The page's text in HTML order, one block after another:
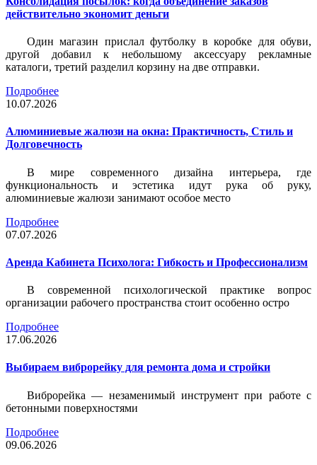
действительно экономит деньги
Один магазин прислал футболку в коробке для обуви,
другой добавил к небольшому аксессуару рекламные
каталоги, третий разделил корзину на две отправки.
Подробнее
10.07.2026
Алюминиевые жалюзи на окна: Практичность, Стиль и
Долговечность
В мире современного дизайна интерьера, где
функциональность и эстетика идут рука об руку,
алюминиевые жалюзи занимают особое место
Подробнее
07.07.2026
Аренда Кабинета Психолога: Гибкость и Профессионализм
В современной психологической практике вопрос
организации рабочего пространства стоит особенно остро
Подробнее
17.06.2026
Выбираем виброрейку для ремонта дома и стройки
Виброрейка — незаменимый инструмент при работе с
бетонными поверхностями
Подробнее
09.06.2026